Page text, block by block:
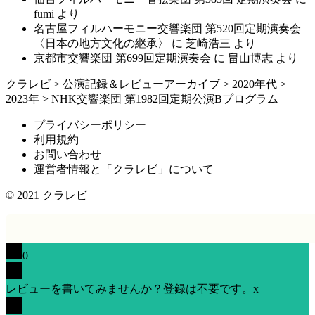
fumi より
名古屋フィルハーモニー交響楽団 第520回定期演奏会
〈日本の地方文化の継承〉
に 芝崎浩三 より
京都市交響楽団 第699回定期演奏会 に 畠山博志 より
クラレビ > 公演記録＆レビューアーカイブ > 2020年代 >
2023年 > NHK交響楽団 第1982回定期公演Bプログラム
プライバシーポリシー
利用規約
お問い合わせ
運営者情報と「クラレビ」について
© 2021 クラレビ
0
レビューを書いてみませんか？登録は不要です。 x